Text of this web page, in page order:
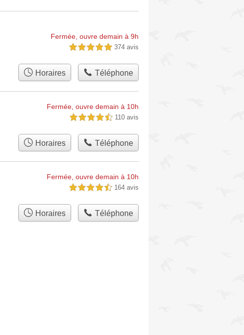
Fermée, ouvre demain à 9h
5,0 étoiles sur 5 374 avis
Horaires Téléphone
Fermée, ouvre demain à 10h
4,5 étoiles sur 5 110 avis
Horaires Téléphone
Fermée, ouvre demain à 10h
4,5 étoiles sur 5 164 avis
Horaires Téléphone